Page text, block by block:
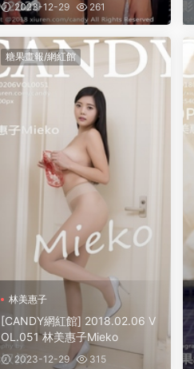
2023-12-29 261
糖果畫報/網紅館
林美惠子
[CANDY網紅館] 2018.02.06 V
OL.051 林美惠子Mieko
2023-12-29 315